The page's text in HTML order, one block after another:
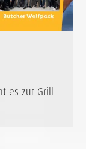
es zur Grill-